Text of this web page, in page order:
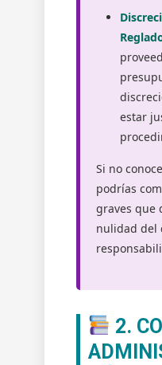
estar
Si no
podrías
graves que
nulidad del
2.